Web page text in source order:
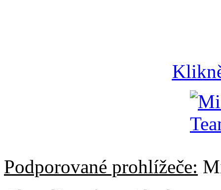
Podporované prohlížeče: